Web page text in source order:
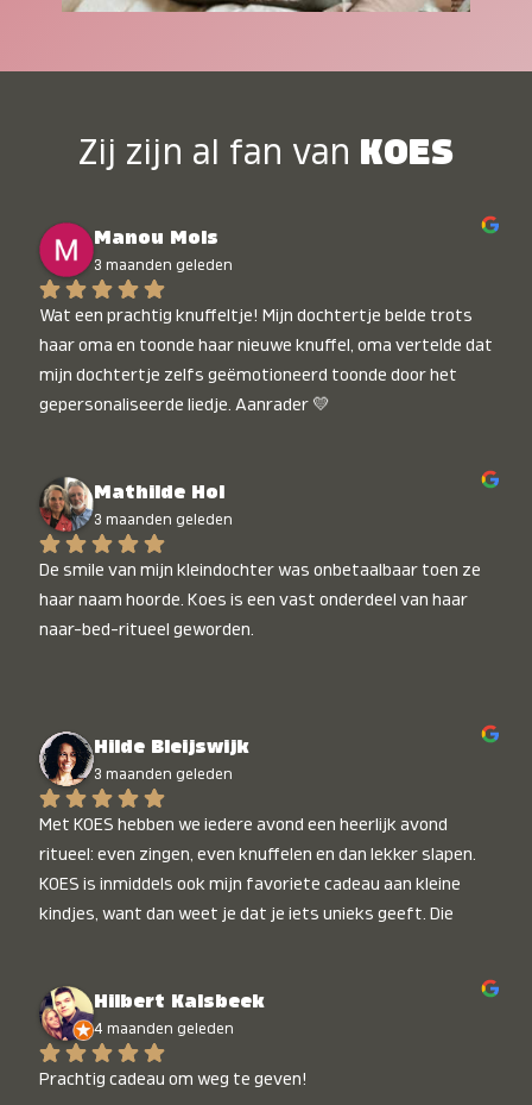
Zij zijn al fan van KOES
Manou Mols
3 maanden geleden
Wat een prachtig knuffeltje! Mijn dochtertje belde trots
haar oma en toonde haar nieuwe knuffel, oma vertelde dat
mijn dochtertje zelfs geëmotioneerd toonde door het
gepersonaliseerde liedje. Aanrader 💛
Mathilde Hol
3 maanden geleden
De smile van mijn kleindochter was onbetaalbaar toen ze
haar naam hoorde. Koes is een vast onderdeel van haar
naar-bed-ritueel geworden.
Hilde Bleijswijk
3 maanden geleden
Met KOES hebben we iedere avond een heerlijk avond
ritueel: even zingen, even knuffelen en dan lekker slapen.
KOES is inmiddels ook mijn favoriete cadeau aan kleine
kindjes, want dan weet je dat je iets unieks geeft. Die
Hilbert Kalsbeek
4 maanden geleden
Prachtig cadeau om weg te geven!